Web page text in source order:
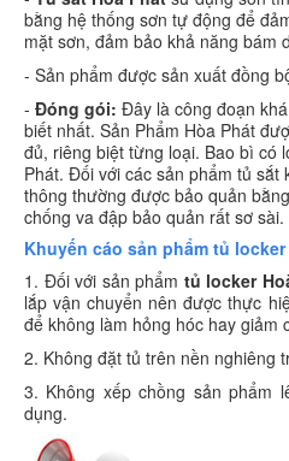
bằng hệ thống sơn tự động để
mặt sơn, đảm bảo khả năng bám
- Sản phẩm được sản xuất đồng
- Đóng gói: Đây là công đoạn
biết nhất. Sản Phẩm Hòa Phát
đủ, riêng biệt từng loại. Bao bì có
Phát. Đối với các sản phẩm tủ sắt
thông thường được bảo quản
chống va đập bảo quản rất sơ sài.
Khuyến cáo sản phẩm tủ locker
1. Đối với sản phẩm tủ locker
lắp vận chuyển nên được thực
để không làm hỏng hóc hay giảm
2. Không đặt tủ trên nền nghiêng
3. Không xếp chồng sản phẩm
dụng.